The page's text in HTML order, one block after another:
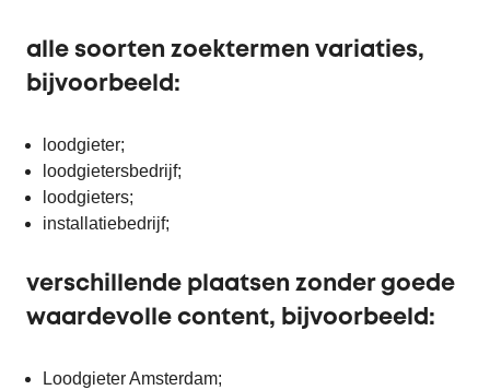
alle soorten zoektermen variaties,
bijvoorbeeld:
loodgieter;
loodgietersbedrijf;
loodgieters;
installatiebedrijf;
verschillende plaatsen zonder goede
waardevolle content, bijvoorbeeld:
Loodgieter Amsterdam;